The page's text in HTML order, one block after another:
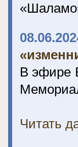
В эфире
Читать